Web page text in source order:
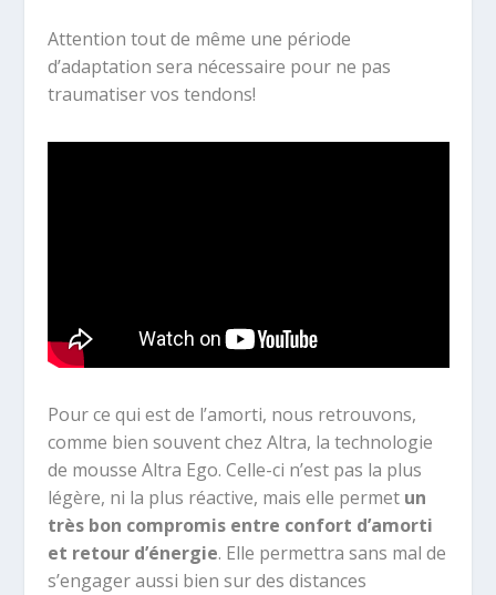
Attention tout de même une période
d’adaptation sera nécessaire pour ne pas
traumatiser vos tendons!
Pour ce qui est de l’amorti, nous retrouvons,
comme bien souvent chez Altra, la technologie
de mousse Altra Ego. Celle-ci n’est pas la plus
légère, ni la plus réactive, mais elle permet un
très bon compromis entre confort d’amorti
et retour d’énergie. Elle permettra sans mal de
s’engager aussi bien sur des distances